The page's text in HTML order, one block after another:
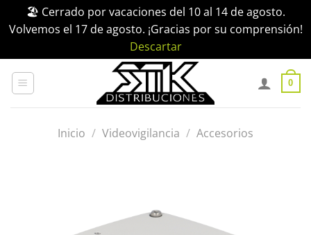
🏖️ Cerrado por vacaciones del 10 al 14 de agosto.
Volvemos el 17 de agosto. ¡Gracias por su comprensión!
Descartar
0
Inicio / Videovigilancia / Accesorios